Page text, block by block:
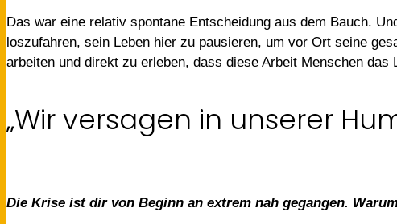
Das war eine relativ spontane Entscheidung aus dem Bauch.
loszufahren, sein Leben hier zu pausieren, um vor Ort seine
arbeiten und direkt zu erleben, dass diese Arbeit Menschen
„Wir versagen in unserer
Die Krise ist dir von Beginn an extrem nah gegangen.